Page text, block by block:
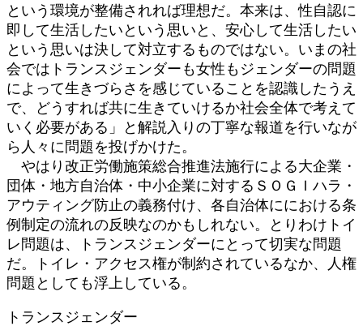
という環境が整備されれば理想だ。本来は、性自認に
即して生活したいという思いと、安心して生活したい
という思いは決して対立するものではない。いまの社
会ではトランスジェンダーも女性もジェンダーの問題
によって生きづらさを感じていることを認識したうえ
で、どうすれば共に生きていけるか社会全体で考えて
いく必要がある」と解説入りの丁寧な報道を行いなが
ら人々に問題を投げかけた。
やはり改正労働施策総合推進法施行による大企業・
団体・地方自治体・中小企業に対するＳＯＧＩハラ・
アウティング防止の義務付け、各自治体ににおける条
例制定の流れの反映なのかもしれない。とりわけトイ
レ問題は、トランスジェンダーにとって切実な問題
だ。トイレ・アクセス権が制約されているなか、人権
問題としても浮上している。
トランスジェンダー